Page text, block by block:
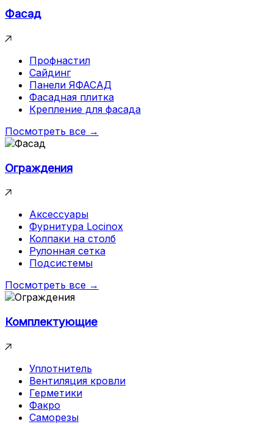
Фасад
Профнастил
Сайдинг
Панели ЯФАСАД
Фасадная плитка
Крепление для фасада
Посмотреть все →
Ограждения
Аксессуары
Фурнитура Locinox
Колпаки на столб
Рулонная сетка
Подсистемы
Посмотреть все →
Комплектующие
Уплотнитель
Вентиляция кровли
Герметики
Факро
Саморезы